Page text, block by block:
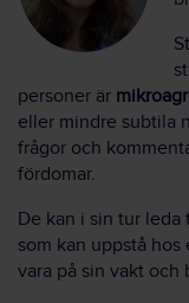
personer är
eller mindre subtila
frågor och
fördomar.
De kan i sin tur leda
som kan uppstå
vara på sin vakt och